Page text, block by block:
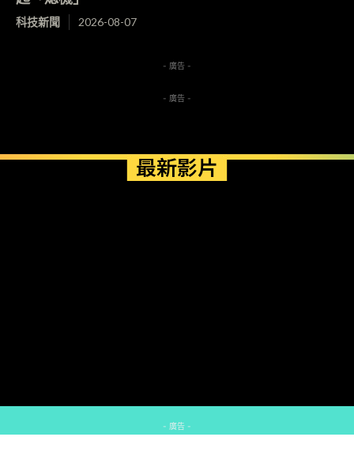
科技新聞 2026-08-07
- 廣告 -
- 廣告 -
最新影片
- 廣告 -